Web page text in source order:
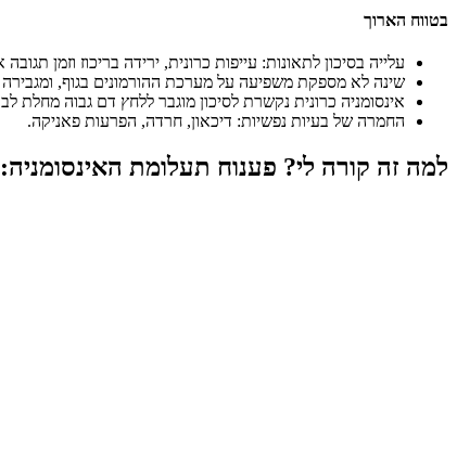
בטווח הארוך
עלייה בסיכון לתאונות: עייפות כרונית, ירידה בריכוז וזמן
שינה לא מספקת משפיעה על מערכת ההורמונים בגוף,
אינסומניה כרונית נקשרת לסיכון מוגבר ללחץ דם גבוה מחלת
החמרה של בעיות נפשיות: דיכאון, חרדה, הפרעות פאניקה.
למה זה קורה לי? פענוח תעלומת